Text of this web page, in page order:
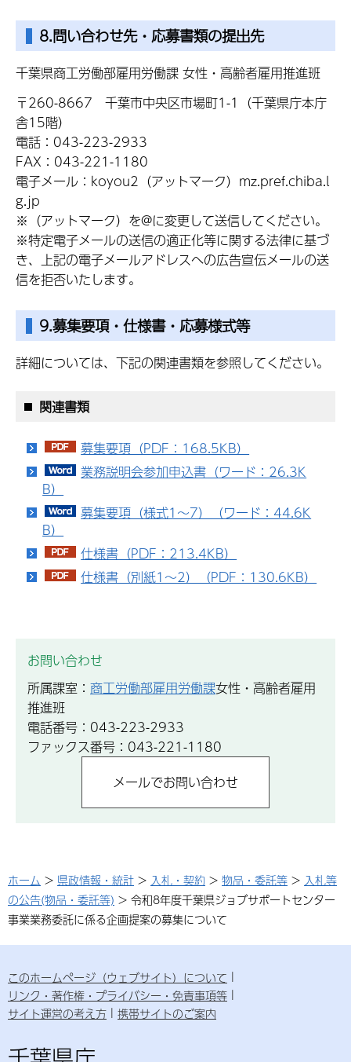
8.問い合わせ先・応募書類の提出先
千葉県商工労働部雇用労働課 女性・高齢者雇用推進班
〒260-8667
千葉市中央区市場町1-1（千葉県庁本庁
舎15階）
電話：043-223-2933
FAX：043-221-1180
電子メール：koyou2（アットマーク）mz.pref.chiba.l
g.jp
※（アットマーク）を@に変更して送信してください。
※特定電子メールの送信の適正化等に関する法律に基づ
き、上記の電子メールアドレスへの広告宣伝メールの送
信を拒否いたします。
9.募集要項・仕様書・応募様式等
詳細については、下記の関連書類を参照してください。
関連書類
募集要項（PDF：168.5KB）
業務説明会参加申込書（ワード：26.3K
B）
募集要項（様式1～7）（ワード：44.6K
B）
仕様書（PDF：213.4KB）
仕様書（別紙1～2）（PDF：130.6KB）
お問い合わせ
所属課室： 商工労働部雇用労働課女性・高齢者雇用
推進班
電話番号：043-223-2933
ファックス番号：043-221-1180
ホーム > 県政情報・統計 > 入札・契約 > 物品・委託等 > 入札等
の公告(物品・委託等) > 令和8年度千葉県ジョブサポートセンター
事業業務委託に係る企画提案の募集について
このホームページ（ウェブサイト）について
リンク・著作権・プライバシー・免責事項等
サイト運営の考え方
携帯サイトのご案内